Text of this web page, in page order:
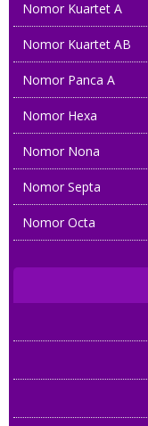
Nomor Kuartet A
Nomor Kuartet AB
Nomor Panca A
Nomor Hexa
Nomor Nona
Nomor Septa
Nomor Octa